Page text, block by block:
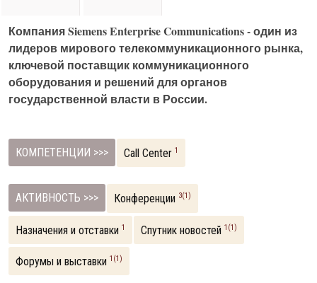
Компания Siemens Enterprise Communications - один из
лидеров мирового телекоммуникационного рынка,
ключевой поставщик коммуникационного
оборудования и решений для органов
государственной власти в России.
КОМПЕТЕНЦИИ >>> Call Center 1
АКТИВНОСТЬ >>> Конференции 3(1)
Назначения и отставки 1 Спутник новостей 1(1)
Форумы и выставки 1(1)